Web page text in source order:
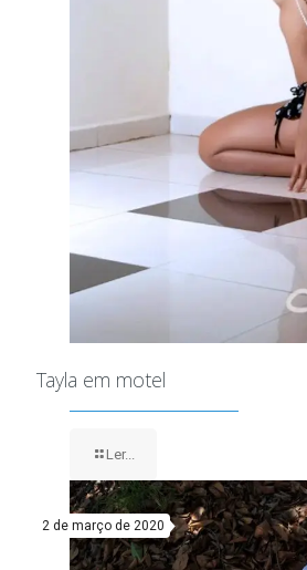
Tayla em motel
Ler...
2 de março de 2020